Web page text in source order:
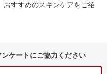
おすすめのスキンケアをご紹
ケートにご協力ください